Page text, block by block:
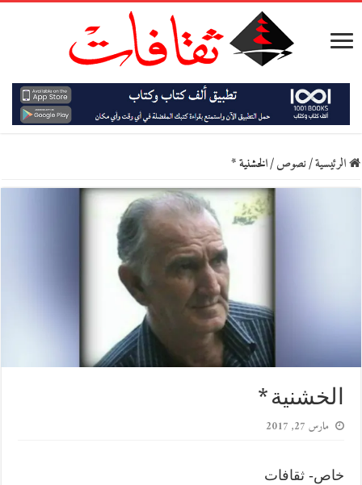
الرئيسية/نصوص/الخشنية *
الخشنية *
مارس 27, 2017
خاص- ثقافات